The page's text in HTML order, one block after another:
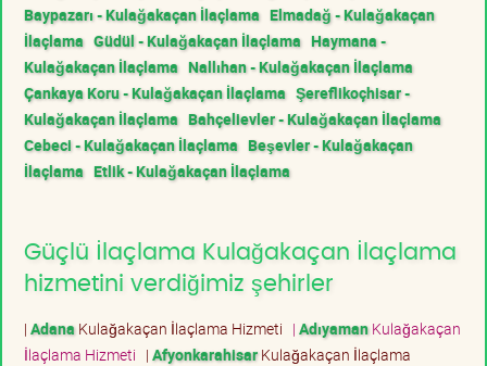
Baypazarı - Kulağakaçan İlaçlama Elmadağ - Kulağakaçan
İlaçlama Güdül - Kulağakaçan İlaçlama Haymana -
Kulağakaçan İlaçlama Nallıhan - Kulağakaçan İlaçlama
Çankaya Koru - Kulağakaçan İlaçlama Şereflikoçhisar -
Kulağakaçan İlaçlama Bahçelievler - Kulağakaçan İlaçlama
Cebeci - Kulağakaçan İlaçlama Beşevler - Kulağakaçan
İlaçlama Etlik - Kulağakaçan İlaçlama
Güçlü İlaçlama Kulağakaçan İlaçlama
hizmetini verdiğimiz şehirler
| Adana Kulağakaçan İlaçlama Hizmeti | AdıyamanKulağakaçan
İlaçlama Hizmeti | AfyonkarahisarKulağakaçan İlaçlama